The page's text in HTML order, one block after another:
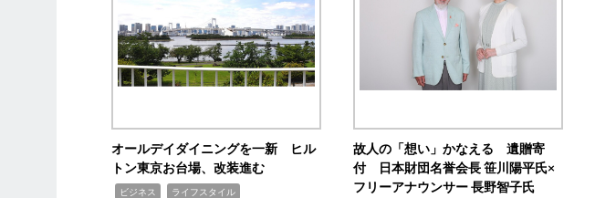
オールデイダイニングを一新 ヒル
トン東京お台場、改装進む
ビジネス ライフスタイル
故人の「想い」かなえる 遺贈寄
付 日本財団名誉会長 笹川陽平氏×
フリーアナウンサー 長野智子氏